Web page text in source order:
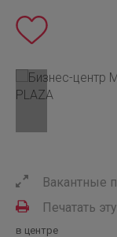
Вакантные
Печатать
в центре